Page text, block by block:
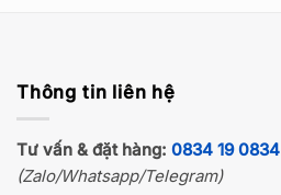
Thông tin liên hệ
Tư vấn & đặt hàng: 0834 19 0834
(Zalo/Whatsapp/Telegram)